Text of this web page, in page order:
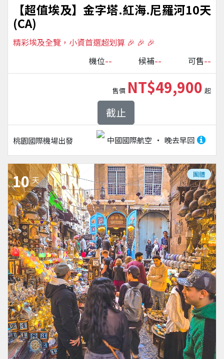
【超值埃及】金字塔.紅海.尼羅河10天
(CA)
精彩埃及全覽，小資首選超划算 🎉 🎉 🎉
機位-- 候補-- 可售--
桃園國際機場出發 中國國際航空 晚去早回
售價 NT$49,900 起
截止
10 天
團體